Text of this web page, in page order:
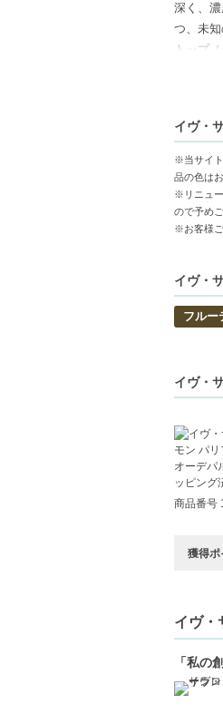
深く、
つ、未知
トップ
となり
【JAN/
イヴ・
※当サイ
品の色は
※リニュー
ので予め
※お客様ご
イヴ・
フルー
イヴ・
商品番号
獲得ポ
イヴ・
「私の